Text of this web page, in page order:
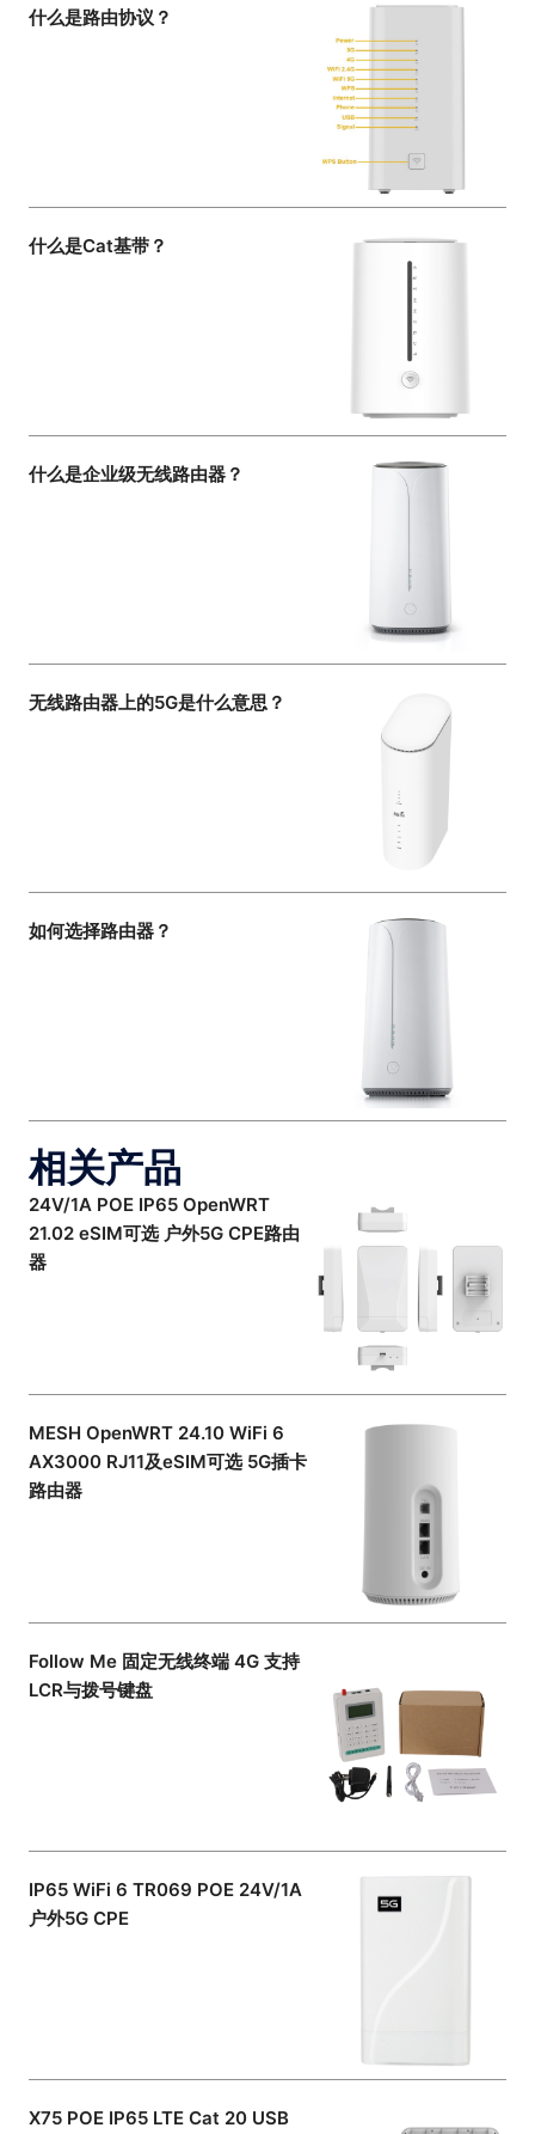
什么是路由协议？
什么是Cat基带？
什么是企业级无线路由器？
无线路由器上的5G是什么意思？
如何选择路由器？
相关产品
24V/1A POE IP65 OpenWRT
21.02 eSIM可选 户外5G CPE路由
器
MESH OpenWRT 24.10 WiFi 6
AX3000 RJ11及eSIM可选 5G插卡
路由器
Follow Me 固定无线终端 4G 支持
LCR与拨号键盘
IP65 WiFi 6 TR069 POE 24V/1A
户外5G CPE
X75 POE IP65 LTE Cat 20 USB